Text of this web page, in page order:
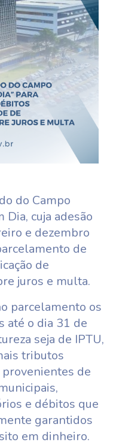
do Campo
Dia, cuja adesão
e dezembro
de
de
juros e multa.
parcelamento os
até o dia 31 de
seja de IPTU,
tributos
de
e débitos que
garantidos
em dinheiro.